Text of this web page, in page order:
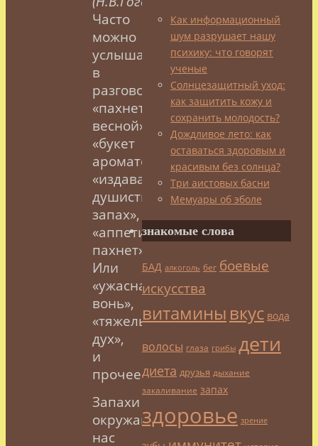
Часто
можно
услышать
в
разговоре:
«пахнет
весной»,
«букет
ароматов»,
«издавать
душистый
запах»,
«аппетитно
пахнет».
Или
«ужасная
вонь»,
«тяжелый
дух»,
и
прочее.
Запахи
окружают
нас
Как информационный
шум разрушает нашу
психику: что говорят
ученые
Солнцезащитный уход:
как защитить кожу и
сохранить молодость?
Дождливое лето: как
оставаться здоровым и
красивым без солнца?
Три аистовых басни
Мемуары об эболе
знакомые слова
БАД алкоголь бег боевые
искусства
витамины вкус вода
волосы глаза грибы дети
диета друзья дыхание
закаливание запах
здоровье зрение